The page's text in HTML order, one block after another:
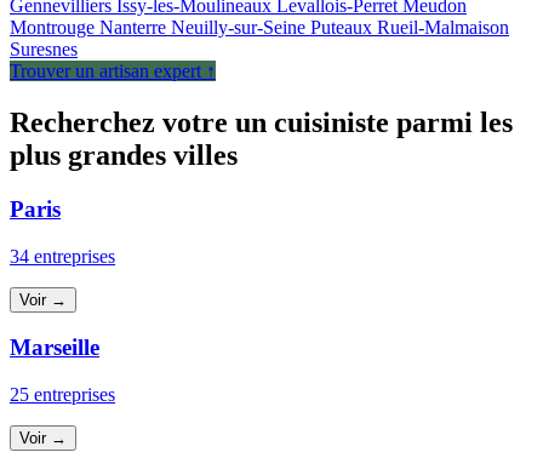
Gennevilliers Issy-les-Moulineaux Levallois-Perret Meudon
Montrouge Nanterre Neuilly-sur-Seine Puteaux Rueil-Malmaison
Suresnes
Trouver un artisan expert ↑
Recherchez votre un cuisiniste parmi les
plus grandes villes
Paris
34 entreprises
Voir →
Marseille
25 entreprises
Voir →